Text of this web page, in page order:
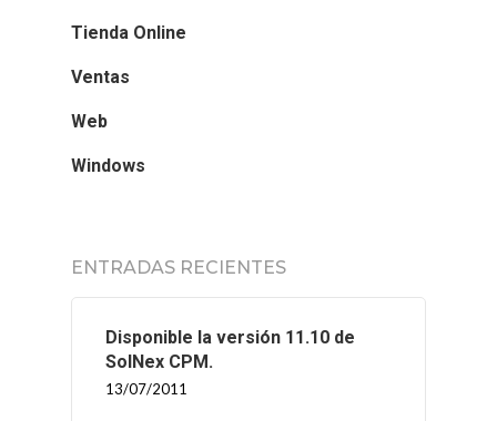
Tienda Online
Ventas
Web
Windows
ENTRADAS RECIENTES
Disponible la versión 11.10 de
SolNex CPM.
13/07/2011